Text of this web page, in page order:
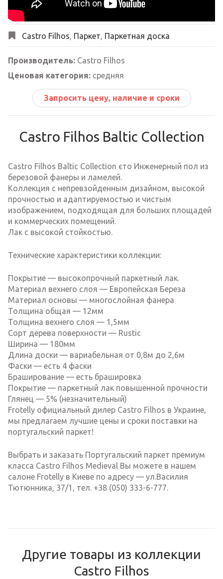
Castro Filhos, Паркет, Паркетная доска
Производитель: Castro Filhos
Ценовая категория: средняя
Запросить цену, наличие и сроки
Castro Filhos Baltic Collection
Castro Filhos Baltic Collection єто Инженерный пол из
березовой фанеры и ламелей.
Коллекция с непревзойденным дизайном, высокой
прочностью и адаптируемостью и чистым
изображением, подходящая для больших площадей
и коммерческих помещений.
Лак с высокой стойкостью.
Технические характеристики коллекции:
Покрытие — высокопрочный паркетный лак.
Материал вехнего слоя — Европейская Береза
Материал основы — многослойная фанера
Толщина общая — 12мм
Толщина вехнего слоя — 1,5мм
Сорт дерева поверхности — Rustic
Ширина — 180мм
Длина доски — вариабельная от 0,8м до 2,6м
Фаски — есть 4 фаски
Браширование — есть брашировка
Покрытие — паркетный лак повышенной прочности
Глянец — 5% (незначительный)
Frotelly официальный дилер Castro Filhos в Украине,
мы предлагаем лучшие цены и сроки поставки на
португальский паркет!
Выбрать и заказать Португальский паркет премиум
класса Castro Filhos Medieval Вы можете в нашем
салоне Frotelly в Киеве по адресу — ул.Василия
Тютюнника, 37/1, тел. +38 (050) 333-6-777.
Другие товары из коллекции
Castro Filhos